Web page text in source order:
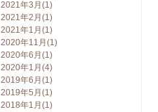
2021年3月(1)
2021年2月(1)
2021年1月(1)
2020年11月(1)
2020年6月(1)
2020年1月(4)
2019年6月(1)
2019年5月(1)
2018年1月(1)